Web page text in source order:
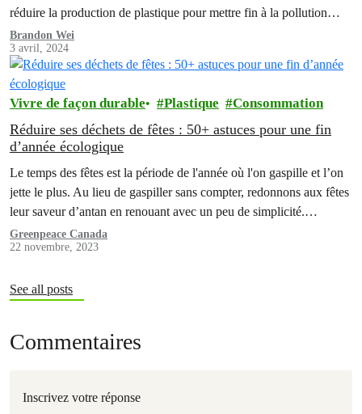
réduire la production de plastique pour mettre fin à la pollution
plastique.
Brandon Wei
3 avril, 2024
Vivre de façon durable Plastique Consommation
Réduire ses déchets de fêtes : 50+ astuces pour une fin
d’année écologique
Le temps des fêtes est la période de l'année où l'on gaspille et l’on
jette le plus. Au lieu de gaspiller sans compter, redonnons aux fêtes
leur saveur d’antan en renouant avec un peu de simplicité.
Découvrez le guide des fêtes sans gaspillage ci-dessous!
Greenpeace Canada
22 novembre, 2023
See all posts
Commentaires
Inscrivez votre réponse